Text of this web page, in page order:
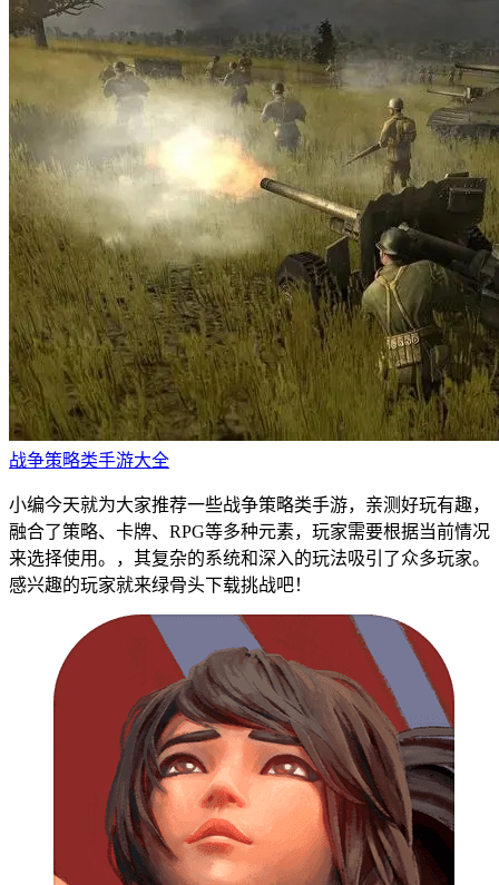
战争策略类手游大全
小编今天就为大家推荐一些战争策略类手游，亲测好玩有趣，
融合了策略、卡牌、RPG等多种元素，玩家需要根据当前情况
来选择使用。，其复杂的系统和深入的玩法吸引了众多玩家。
感兴趣的玩家就来绿骨头下载挑战吧！